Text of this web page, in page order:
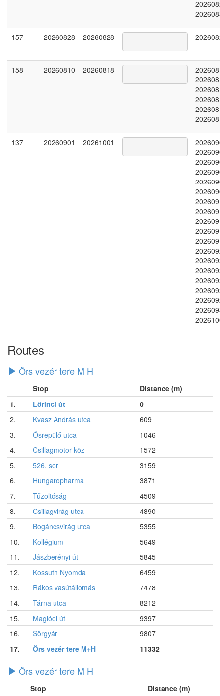
157 20260828 20260828
158 20260810 20260818
137 20260901 20261001
Routes
Örs vezér tere M H
Stop
Distance (m)
1.
Lőrinci út
0
2.
Kvasz András utca
609
3.
Ősrepülő utca
1046
4.
Csillagmotor köz
1572
5.
526. sor
3159
6.
Hungaropharma
3871
7.
Tűzoltóság
4509
8.
Csillagvirág utca
4890
9.
Bogáncsvirág utca
5355
10.
Kollégium
5649
11.
Jászberényi út
5845
12.
Kossuth Nyomda
6459
13.
Rákos vasútállomás
7478
14.
Tárna utca
8212
15.
Maglódi út
9397
16.
Sörgyár
9807
17.
Örs vezér tere M+H 11332
Örs vezér tere M H
Stop
Distance (m)